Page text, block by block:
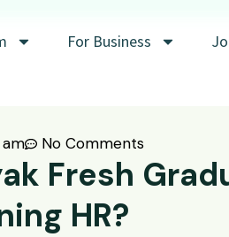
For Business
am No Comments
Fresh
HR?